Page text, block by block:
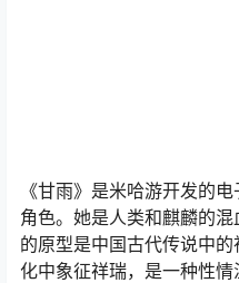
《甘雨》是米哈游开发的
角色。她是人类和麒麟的
的原型是中国古代传说中
化中象征祥瑞，是一种性